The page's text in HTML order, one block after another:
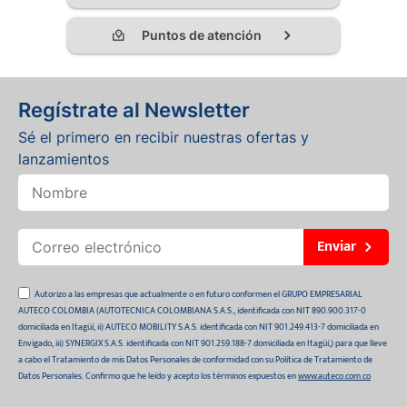
Puntos de atención
Regístrate al Newsletter
Sé el primero en recibir nuestras ofertas y
lanzamientos
Enviar
Autorizo a las empresas que actualmente o en futuro conformen el GRUPO EMPRESARIAL
AUTECO COLOMBIA (AUTOTECNICA COLOMBIANA S.A.S., identificada con NIT 890.900.317-0
domiciliada en Itagüí, ii) AUTECO MOBILITY S.A.S. identificada con NIT 901.249.413-7 domiciliada en
Envigado, iii) SYNERGIX S.A.S. identificada con NIT 901.259.188-7 domiciliada en Itagüí,) para que lleve
a cabo el Tratamiento de mis Datos Personales de conformidad con su Política de Tratamiento de
Datos Personales. Confirmo que he leído y acepto los términos expuestos enwww.auteco.com.co